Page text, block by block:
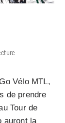
Vélo MTL,
de prendre
Tour de
auront la